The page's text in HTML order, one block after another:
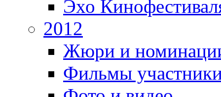
Эхо
2012
Жюри и
Фильмы